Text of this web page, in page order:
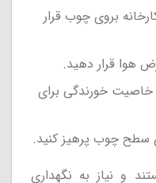
بروی چوب قرار
هوا قرار دهید.
خاصیت خورندگی برای
سطح چوب پرهیز کنید.
و نیاز به نگهداری